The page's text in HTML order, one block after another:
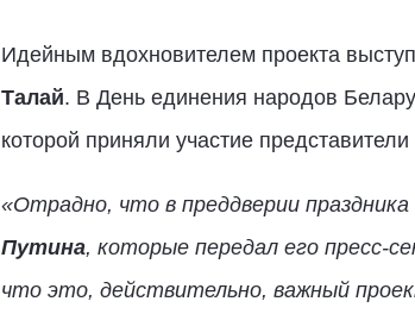
Идейным вдохновителем проекта
Талай. В День единения народов
которой приняли участие
«Отрадно, что в преддверии
Путина, которые передал его пресс-
что это, действительно, важный